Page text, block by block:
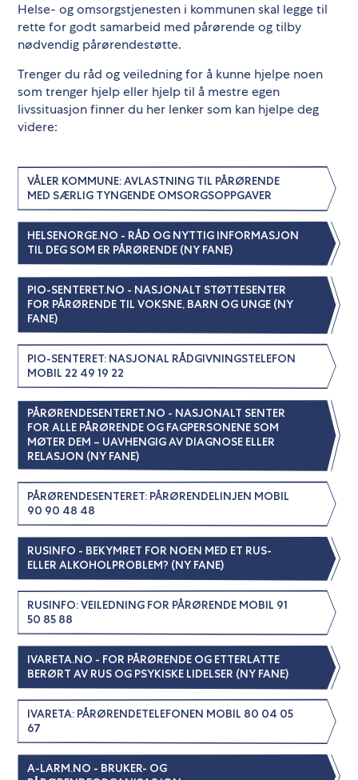
Helse- og omsorgstjenesten i kommunen skal legge til
rette for godt samarbeid med pårørende og tilby
nødvendig pårørendestøtte.
Trenger du råd og veiledning for å kunne hjelpe noen
som trenger hjelp eller hjelp til å mestre egen
livssituasjon finner du her lenker som kan hjelpe deg
videre:
VÅLER KOMMUNE: AVLASTNING TIL PÅRØRENDE
MED SÆRLIG TYNGENDE OMSORGSOPPGAVER
HELSENORGE.NO - RÅD OG NYTTIG INFORMASJON
TIL DEG SOM ER PÅRØRENDE (NY FANE)
PIO-SENTERET.NO - NASJONALT STØTTESENTER
FOR PÅRØRENDE TIL VOKSNE, BARN OG UNGE (NY
FANE)
PIO-SENTERET: NASJONAL RÅDGIVNINGSTELEFON
MOBIL 22 49 19 22
PÅRØRENDESENTERET.NO - NASJONALT SENTER
FOR ALLE PÅRØRENDE OG FAGPERSONENE SOM
MØTER DEM – UAVHENGIG AV DIAGNOSE ELLER
RELASJON (NY FANE)
PÅRØRENDESENTERET: PÅRØRENDELINJEN MOBIL
90 90 48 48
RUSINFO - BEKYMRET FOR NOEN MED ET RUS-
ELLER ALKOHOLPROBLEM? (NY FANE)
RUSINFO: VEILEDNING FOR PÅRØRENDE MOBIL 91
50 85 88
IVARETA.NO - FOR PÅRØRENDE OG ETTERLATTE
BERØRT AV RUS OG PSYKISKE LIDELSER (NY FANE)
IVARETA: PÅRØRENDETELEFONEN MOBIL 80 04 05
67
A-LARM.NO - BRUKER- OG